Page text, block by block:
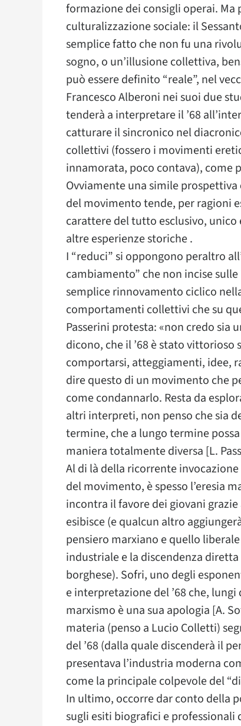
formazione dei consigli operai.
culturalizzazione sociale: il
semplice fatto che non fu una
sogno, o un’illusione collettiva,
può essere definito “reale”, nel
Francesco Alberoni nei suoi due
tenderà a interpretare il ’68
catturare il sincronico nel
collettivi (fossero i movimenti
innamorata, poco contava), come
Ovviamente una simile prospettiva
del movimento tende, per ragioni
carattere del tutto esclusivo,
altre esperienze storiche .
I “reduci” si oppongono peraltro
cambiamento” che non incise
semplice rinnovamento ciclico
comportamenti collettivi che su
Passerini protesta: «non credo
dicono, che il ’68 è stato
comportarsi, atteggiamenti, idee,
dire questo di un movimento che
come condannarlo. Resta da
altri interpreti, non penso che sia
termine, che a lungo termine
maniera totalmente diversa [L.
Al di là della ricorrente
del movimento, è spesso l’eresia
incontra il favore dei giovani
esibisce (e qualcun altro
pensiero marxiano e quello
industriale e la discendenza
borghese). Sofri, uno degli
e interpretazione del ’68 che,
marxismo è una sua apologia [A.
materia (penso a Lucio Colletti)
del ’68 (dalla quale discenderà il
presentava l’industria moderna
come la principale colpevole del
In ultimo, occorre dar conto della
sugli esiti biografici e